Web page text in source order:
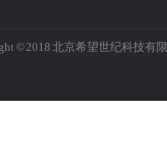
© 2018 北京希望世纪科技有